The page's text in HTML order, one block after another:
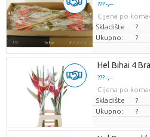
??? -,--
Cijena po
Skladište
?
Ukupno:
?
Hel Bihai 4
??? -,--
Cijena po
Skladište
?
Ukupno:
?